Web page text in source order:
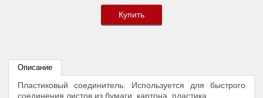
Купить
Описание
Пластиковый соединитель. Используется для быстрого
соединения листов из бумаги, картона, пластика.